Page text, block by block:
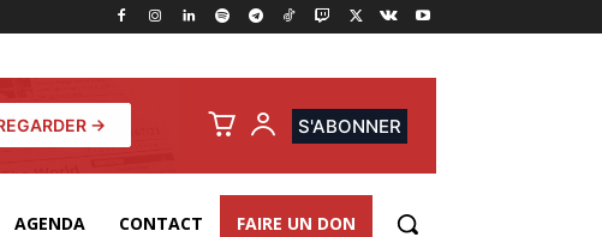
→ S'ABONNER
AGENDA CONTACT FAIRE UN DON